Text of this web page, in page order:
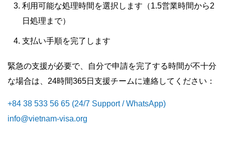
利用可能な処理時間を選択します（1.5営業時間から2
日処理まで）
支払い手順を完了します
緊急の支援が必要で、自分で申請を完了する時間が不十分
な場合は、24時間365日支援チームに連絡してください：
+84 38 533 56 65 (24/7 Support / WhatsApp)
info@vietnam-visa.org